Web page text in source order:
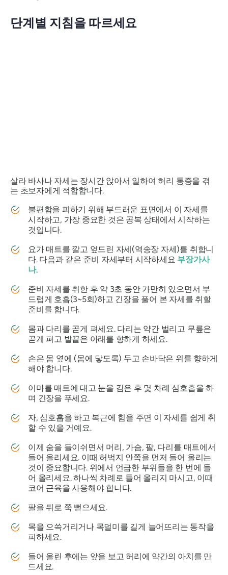
단계별 지침을 따르세요
살라 바사나자세는 장시간 앉아서 일하여 허리 통증을 겪
는 초보자에게 적합합니다.
불편함을 피하기 위해 부드러운 표면에서 이 자세를
시작하고, 가장 중요한 것은 공복 상태에서 시작하는
것입니다.
요가 매트를 깔고 엎드린 자세(역송장 자세)를 취합니
다. 다음과 같은 준비 자세부터 시작하세요 부장가사
나.
준비 자세를 취한 후 약 3초 동안 가만히 있으면서 부
드럽게 호흡(3~5회)하고 긴장을 풀어 본 자세를 취할
준비를 합니다.
몸과 다리를 곧게 펴세요. 다리는 약간 벌리고 무릎은
곧게 펴고 발끝은 아래를 향하게 하세요.
손은 몸 옆에 (몸에 닿도록) 두고 손바닥은 위를 향하게
해야 합니다.
이마를 매트에 대고 눈을 감은 후 몇 차례 심호흡을 하
며 긴장을 푸세요.
자, 심호흡을 하고 복근에 힘을 주면 이 자세를 쉽게 취
할 수 있을 거예요.
이제 숨을 들이쉬면서 머리, 가슴, 팔, 다리를 매트에서
들어 올리세요. 이때 허벅지 안쪽을 먼저 들어 올리는
것이 중요합니다. 위에서 언급한 부위들을 한 번에 들
어 올리세요. 하나씩 차례로 들어 올리지 마시고, 이때
코어 근육을 사용해야 합니다.
팔을 뒤로 쭉 뻗으세요.
목을 으쓱거리거나 목덜미를 길게 늘어뜨리는 동작을
피하세요.
들어 올린 후에는 앞을 보고 허리에 약간의 아치를 만
드세요.